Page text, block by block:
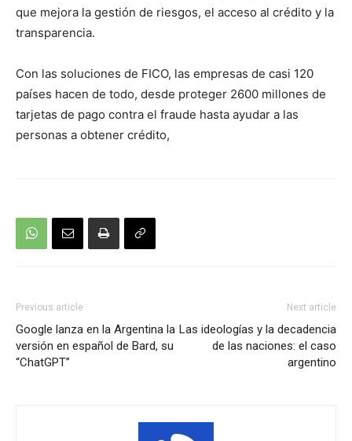
que mejora la gestión de riesgos, el acceso al crédito y la
transparencia.
Con las soluciones de FICO, las empresas de casi 120
países hacen de todo, desde proteger 2600 millones de
tarjetas de pago contra el fraude hasta ayudar a las
personas a obtener crédito,
Previous article
Google lanza en la Argentina la
versión en español de Bard, su
“ChatGPT”
Next article
Las ideologías y la decadencia
de las naciones: el caso
argentino